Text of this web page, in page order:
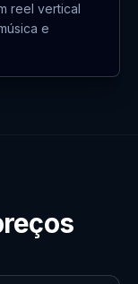
reel vertical
e